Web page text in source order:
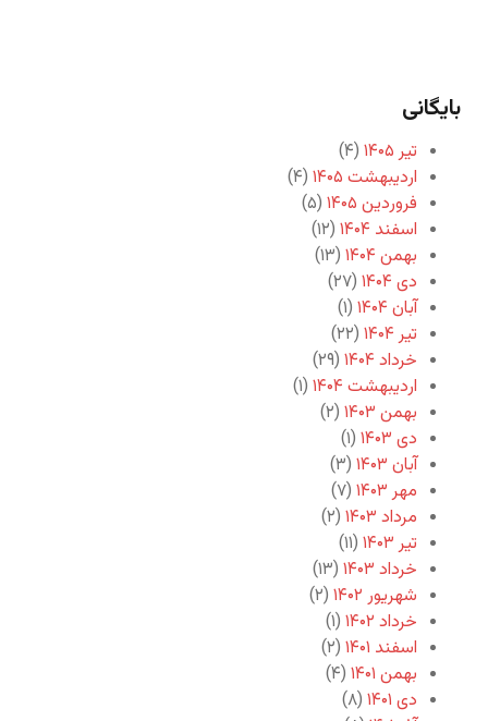
بایگانی
تیر ۱۴۰۵
(۴)
اردیبهشت ۱۴۰۵
(۴)
فروردین ۱۴۰۵
(۵)
اسفند ۱۴۰۴
(۱۲)
بهمن ۱۴۰۴
(۱۳)
دی ۱۴۰۴
(۲۷)
آبان ۱۴۰۴
(۱)
تیر ۱۴۰۴
(۲۲)
خرداد ۱۴۰۴
(۲۹)
اردیبهشت ۱۴۰۴
(۱)
بهمن ۱۴۰۳
(۲)
دی ۱۴۰۳
(۱)
آبان ۱۴۰۳
(۳)
مهر ۱۴۰۳
(۷)
مرداد ۱۴۰۳
(۲)
تیر ۱۴۰۳
(۱۱)
خرداد ۱۴۰۳
(۱۳)
شهریور ۱۴۰۲
(۲)
خرداد ۱۴۰۲
(۱)
اسفند ۱۴۰۱
(۲)
بهمن ۱۴۰۱
(۴)
دی ۱۴۰۱
(۸)